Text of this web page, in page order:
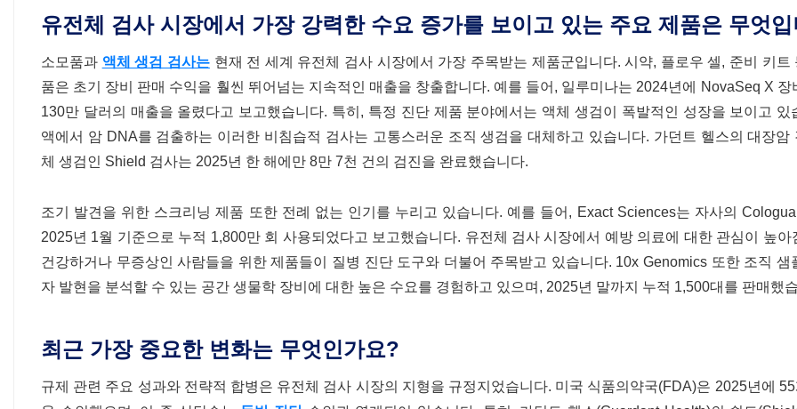
유전체 검사 시장에서 가장 강력한 수요 증가를 보이고 있는 주요 제품은 무엇
소모품과 액체 생검 검사는현재 전 세계 유전체 검사 시장에서 가장 주목받는 제품군입니다. 시약, 플로우 셀, 준비 키트
품은 초기 장비 판매 수익을 훨씬 뛰어넘는 지속적인 매출을 창출합니다. 예를 들어, 일루미나는 2024년에 NovaSeq X 장
130만 달러의 매출을 올렸다고 보고했습니다. 특히, 특정 진단 제품 분야에서는 액체 생검이 폭발적인 성장을 보이고 있
액에서 암 DNA를 검출하는 이러한 비침습적 검사는 고통스러운 조직 생검을 대체하고 있습니다. 가던트 헬스의 대장암
체 생검인 Shield 검사는 2025년 한 해에만 8만 7천 건의 검진을 완료했습니다.
조기 발견을 위한 스크리닝 제품 또한 전례 없는 인기를 누리고 있습니다. 예를 들어, Exact Sciences는 자사의
2025년 1월 기준으로 누적 1,800만 회 사용되었다고 보고했습니다. 유전체 검사 시장에서 예방 의료에 대한 관심이 높아
건강하거나 무증상인 사람들을 위한 제품들이 질병 진단 도구와 더불어 주목받고 있습니다. 10x Genomics 또한 조직 샘
자 발현을 분석할 수 있는 공간 생물학 장비에 대한 높은 수요를 경험하고 있으며, 2025년 말까지 누적 1,500대를 판매했
최근 가장 중요한 변화는 무엇인가요?
규제 관련 주요 성과와 전략적 합병은 유전체 검사 시장의 지형을 규정지었습니다. 미국 식품의약국(FDA)은 2025년에